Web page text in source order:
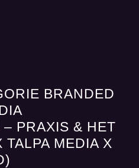
BRANDED
PRAXIS & HET
MEDIA X